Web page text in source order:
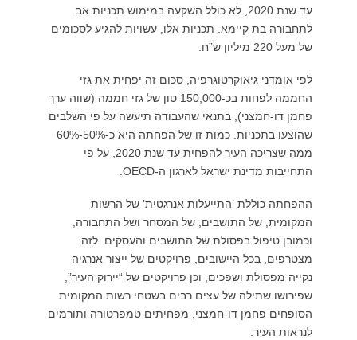
עד שנת 2020, לא כולל השקעה במימוש תכניות אב
לתחבורה בת קיימא. תכניות אלו, עשויות להגיע לסכומים
של מעל 220 מיליון ש”ח.
לפי אומדני גיאוקרטוגרפיה, סכום זה יפחית את גזי
החממה לפחות בכ-150,000 טון של גזי חממה (שווה ערך
פחמן דו-חמצני), בתנאי שהעבודה תיעשה על פי השלבים
שהוצעו בתכניות. כמות זו של הפחתה היא כ-50%-60%
ממה שצריכה העיר להפחית עד שנת 2020, על פי
התחייבות מדינת ישראל לארגון ה-OECD.
ההפחתה כוללת ’התייעלות אנרגטית’ של הרשות
המקומית, של התושבים, של המסחר ושל התחבורה,
וכמובן טיפול בפסולת של התושבים והעסקים. לזה
מצטרפים, בכל היישובים, פרויקטים של ייצור אנרגיה
נקייה מפסולת ושפכים, וכן פרויקטים של “יירוק העיר”,
שפירושו שתילה של עצים רבים בשטחי רשות המקומית
הסופחים פחמן דו-חמצני, מפחיתים טמפרטורה ותורמים
לנראות העיר.